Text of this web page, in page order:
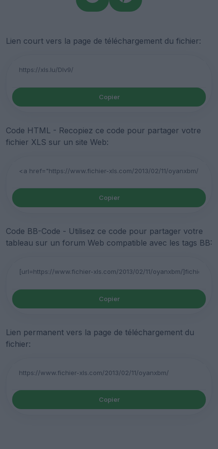
Lien court vers la page de téléchargement du fichier:
Copier
Code HTML - Recopiez ce code pour partager votre
fichier XLS sur un site Web:
Copier
Code BB-Code - Utilisez ce code pour partager votre
tableau sur un forum Web compatible avec les tags BB:
Copier
Lien permanent vers la page de téléchargement du
fichier:
Copier